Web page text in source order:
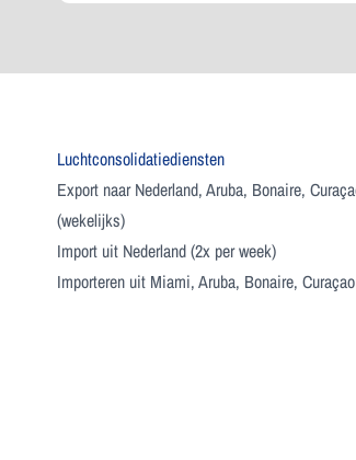
Luchtconsolidatiediensten
Export naar Nederland, Aruba, Bonaire,
(wekelijks)
Import uit Nederland (2x per week)
Importeren uit Miami, Aruba, Bonaire,